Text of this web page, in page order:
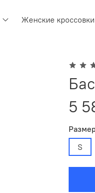
Женские кроссовки
5
S